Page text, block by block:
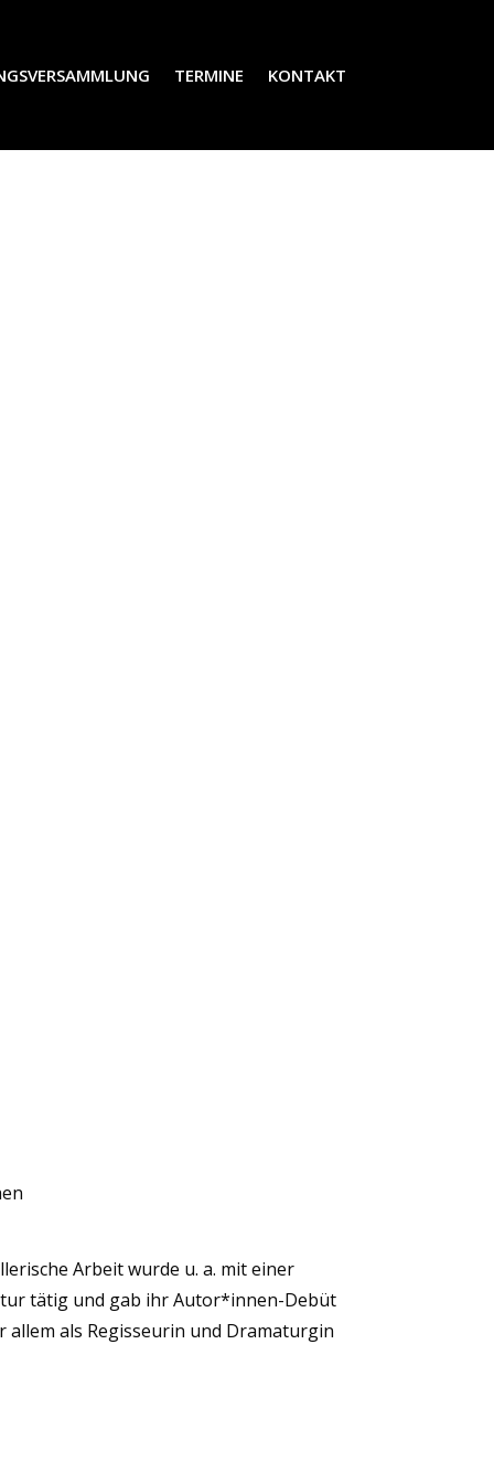
TERMINE KONTAKT
Arbeit wurde u. a. mit einer
tätig und gab ihr Autor*innen-Debüt
als Regisseurin und Dramaturgin